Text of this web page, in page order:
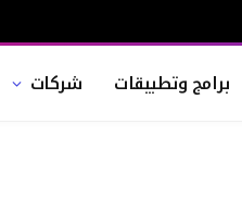
برامج وتطبيقات شركات